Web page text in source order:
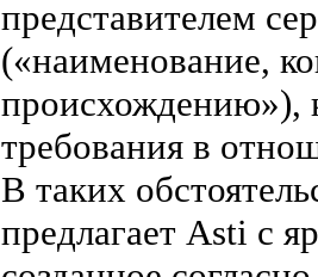
представителем
(«наименование,
происхождению»),
требования в
В таких
предлагает Asti с